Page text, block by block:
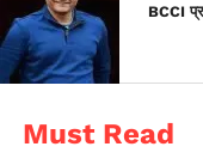
BCCI
Must Read